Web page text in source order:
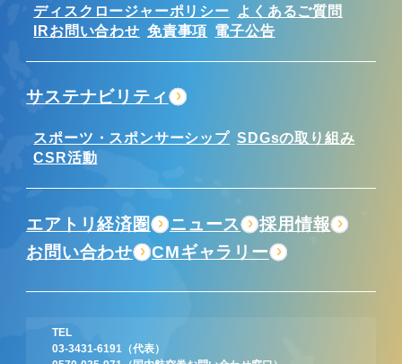
TEL
03-3431-6191
（代表）
ディスクロージャーポリシー
よくあるご質問
IRお問い合わせ 免責事項 電子公告
サステナビリティ
スポーツ・スポンサーシップ SDGsの取り組み
CSR活動
エアトリ経済圏 ニュース
採用情報
お問い合わせ
CMギャラリー